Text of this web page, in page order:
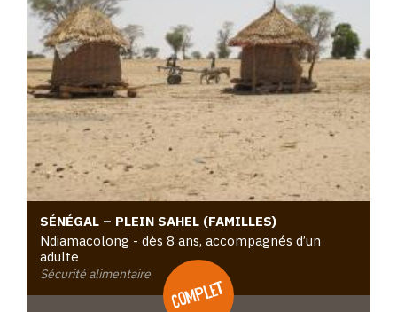
SÉNÉGAL – PLEIN SAHEL (FAMILLES)
Ndiamacolong - dès 8 ans, accompagnés d’un
adulte
Sécurité alimentaire
complet